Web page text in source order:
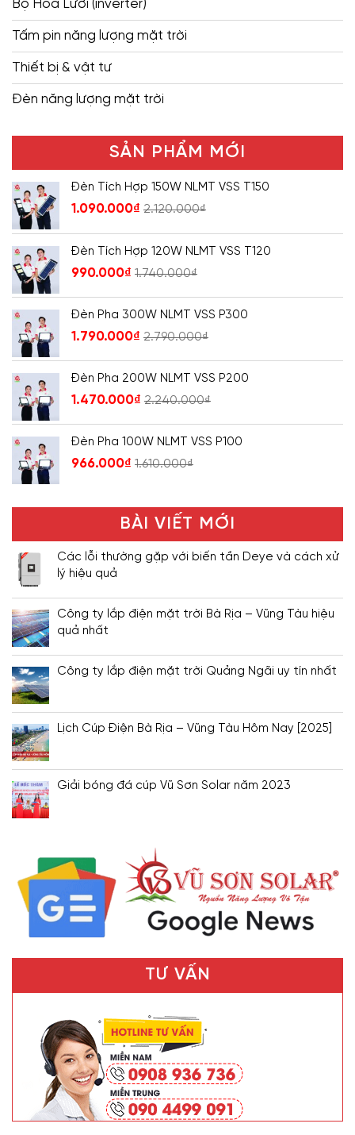
Bộ Hòa Lưới (inverter)
Tấm pin năng lượng mặt trời
Thiết bị & vật tư
Đèn năng lượng mặt trời
SẢN PHẨM MỚI
Đèn Tích Hợp 150W NLMT VSS T150
1.090.000₫ 2.120.000₫
Đèn Tích Hợp 120W NLMT VSS T120
990.000₫ 1.740.000₫
Đèn Pha 300W NLMT VSS P300
1.790.000₫ 2.790.000₫
Đèn Pha 200W NLMT VSS P200
1.470.000₫ 2.240.000₫
Đèn Pha 100W NLMT VSS P100
966.000₫ 1.610.000₫
BÀI VIẾT MỚI
Các lỗi thường gặp với biến tần Deye và cách xử
lý hiệu quả
Công ty lắp điện mặt trời Bà Rịa – Vũng Tàu hiệu
quả nhất
Công ty lắp điện mặt trời Quảng Ngãi uy tín nhất
Lịch Cúp Điện Bà Rịa – Vũng Tàu Hôm Nay [2025]
Giải bóng đá cúp Vũ Sơn Solar năm 2023
TƯ VẤN